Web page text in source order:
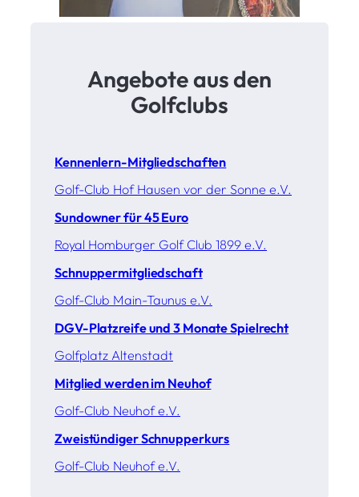
Angebote aus den
Golfclubs
Kennenlern-Mitgliedschaften
Golf-Club Hof Hausen vor der Sonne e.V.
Sundowner für 45 Euro
Royal Homburger Golf Club 1899 e.V.
Schnuppermitgliedschaft
Golf-Club Main-Taunus e.V.
DGV-Platzreife und 3 Monate Spielrecht
Golfplatz Altenstadt
Mitglied werden im Neuhof
Golf-Club Neuhof e.V.
Zweistündiger Schnupperkurs
Golf-Club Neuhof e.V.